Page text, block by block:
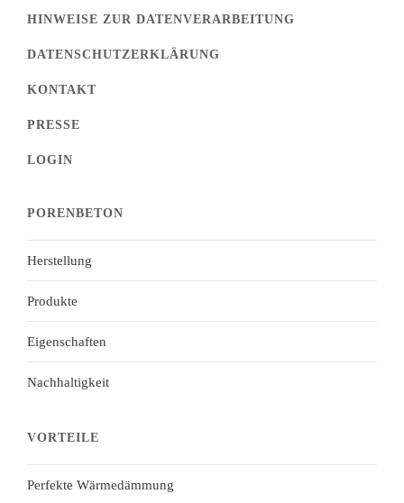
HINWEISE ZUR DATENVERARBEITUNG
DATENSCHUTZERKLÄRUNG
KONTAKT
PRESSE
LOGIN
PORENBETON
Herstellung
Produkte
Eigenschaften
Nachhaltigkeit
VORTEILE
Perfekte Wärmedämmung